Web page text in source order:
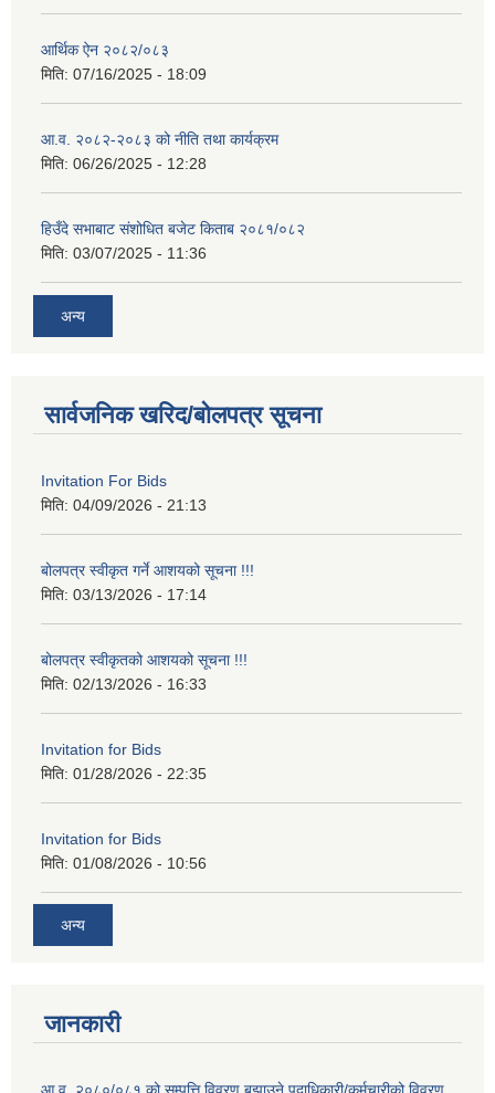
आर्थिक ऐन २०८२/०८३
मिति: 07/16/2025 - 18:09
आ.व. २०८२-२०८३ को नीति तथा कार्यक्रम
मिति: 06/26/2025 - 12:28
हिउँदे सभाबाट संशोधित बजेट किताब २०८१/०८२
मिति: 03/07/2025 - 11:36
अन्य
सार्वजनिक खरिद/बोलपत्र सूचना
Invitation For Bids
मिति: 04/09/2026 - 21:13
बोलपत्र स्वीकृत गर्ने आशयको सूचना !!!
मिति: 03/13/2026 - 17:14
बोलपत्र स्वीकृतको आशयको सूचना !!!
मिति: 02/13/2026 - 16:33
Invitation for Bids
मिति: 01/28/2026 - 22:35
Invitation for Bids
मिति: 01/08/2026 - 10:56
अन्य
जानकारी